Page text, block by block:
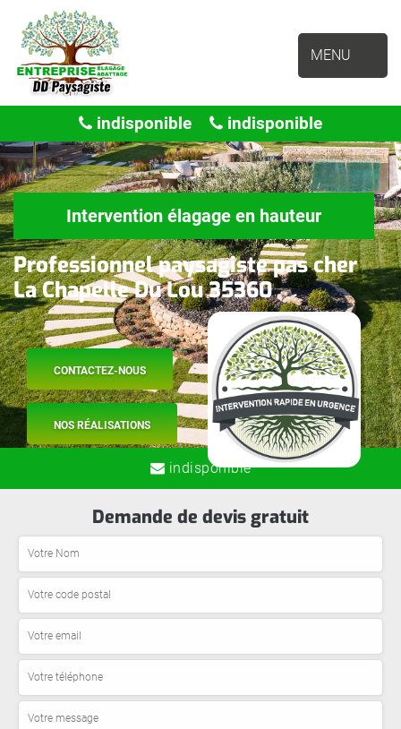
MENU
indisponible indisponible
Intervention élagage en hauteur
Professionnel paysagiste pas cher
La Chapelle Du Lou 35360
CONTACTEZ-NOUS
NOS RÉALISATIONS
indisponible
Demande de devis gratuit